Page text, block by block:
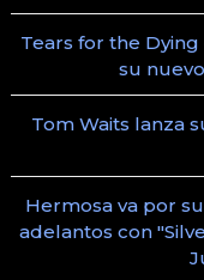
Tears for the
su
Tom Waits lanza
Hermosa va por
adelantos con